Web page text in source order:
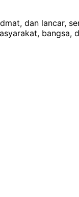
dan lancar,
bangsa,